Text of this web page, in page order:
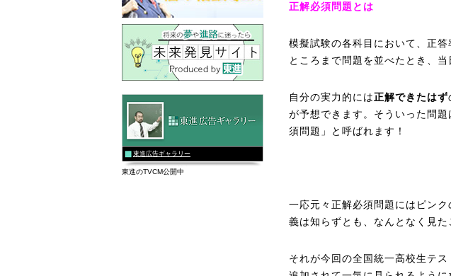
正解必須問題とは
模擬試験の各科目において、正
ところまで問題を並べたとき、
自分の実力的には正解できたはず
が予想できます。そういった問
須問題」と呼ばれます！
一応元々正解必須問題にはピン
義は知らずとも、なんとなく見た
それが今回の全国統一高校生テ
東進広告ギャラリー
東進のTVCM公開中